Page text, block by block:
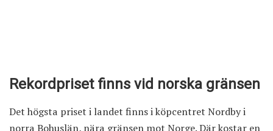
Rekordpriset finns vid norska gränsen
Det högsta priset i landet finns i köpcentret Nordby i
norra Bohuslän, nära gränsen mot Norge. Där kostar en